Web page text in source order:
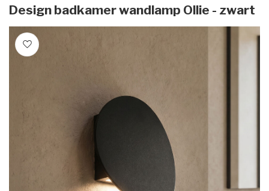
Design badkamer wandlamp Ollie - zwart